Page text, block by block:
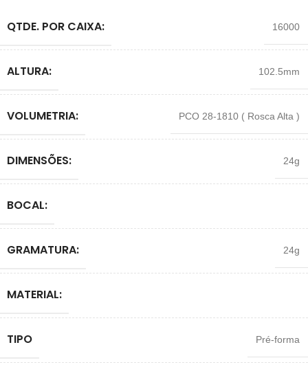
QTDE. POR CAIXA: 16000
ALTURA: 102.5mm
VOLUMETRIA: PCO 28-1810 ( Rosca Alta )
DIMENSÕES: 24g
BOCAL:
GRAMATURA: 24g
MATERIAL:
TIPO Pré-forma